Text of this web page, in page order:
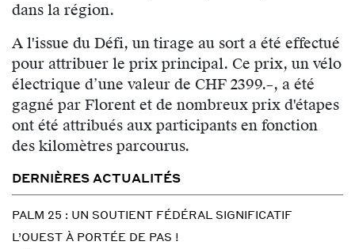
dans la région.
A l'issue du Défi, un tirage au sort a été effectué
pour attribuer le prix principal. Ce prix, un vélo
électrique d’une valeur de CHF 2399.–, a été
gagné par Florent et de nombreux prix d'étapes
ont été attribués aux participants en fonction
des kilomètres parcourus.
DERNIÈRES ACTUALITÉS
PALM 25 : UN SOUTIENT FÉDÉRAL SIGNIFICATIF
L’OUEST À PORTÉE DE PAS !